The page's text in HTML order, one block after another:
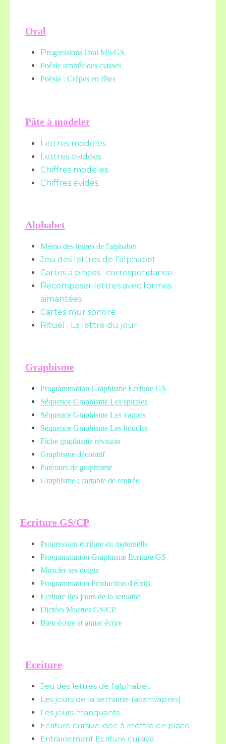
Oral
Progressions Oral MS/GS
Poésie rentrée des classes
Poésie : Crêpes en fêtes
Pâte à modeler
Lettres modèles
Lettres évidées
Chiffres modèles
Chiffres évidés
Alphabet
Mémo des lettres de l'alphabet
Jeu des lettres de l'alphabet
Cartes à pinces : correspondance
Recomposer lettres avec formes
aimantées
Cartes mur sonore
Rituel : La lettre du jour
Graphisme
Programmation Graphisme Ecriture GS
Séquence Graphisme Les spirales
Séquence Graphisme Les vagues
Séquence Graphisme Les boucles
Fiche graphisme révision
Graphisme décoratif
Parcours de graphisme
Graphisme ; cartable de rentrée
Ecriture GS/CP
Progression écriture en maternelle
Programmation Graphisme Ecriture GS
Muscler ses doigts
Programmation Production d'écrits
Ecriture des jours de la semaine
Dictées Muettes GS/CP
Bien écrire et aimer écrire
Ecriture
Jeu des lettres de l'alphabet
Les jours de la semaine (avant/après)
Les jours manquants
Ecriture cursive idée à mettre en place
Entrainement Ecriture cursive